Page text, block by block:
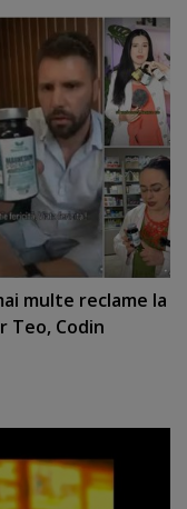
multe reclame la
Teo, Codin